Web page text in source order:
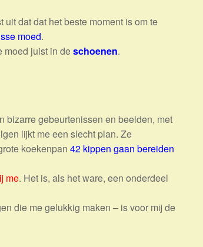
dat dat het beste moment is om te
moed.
moed juist in deschoenen.
bizarre gebeurtenissen en beelden, met
lijkt me een slecht plan. Ze
koekenpan 42 kippen gaan bereiden
me. Het is, als het ware, een onderdeel
die me gelukkig maken – is voor mij de